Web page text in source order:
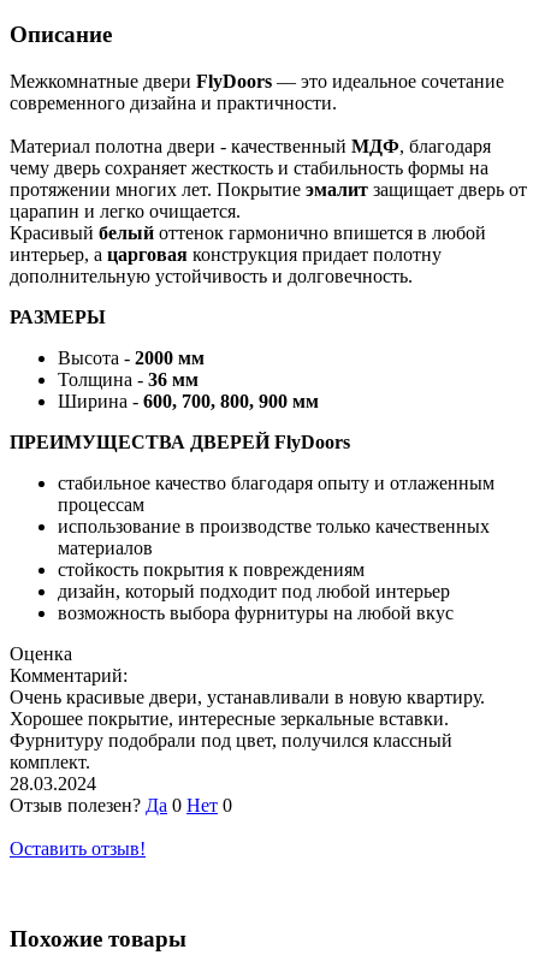
Описание
Межкомнатные двери FlyDoors — это идеальное сочетание
современного дизайна и практичности.
Материал полотна двери - качественный МДФ, благодаря
чему дверь сохраняет жесткость и стабильность формы на
протяжении многих лет. Покрытие эмалит защищает дверь от
царапин и легко очищается.
Красивый белый оттенок гармонично впишется в любой
интерьер, а царговая конструкция придает полотну
дополнительную устойчивость и долговечность.
РАЗМЕРЫ
Высота - 2000 мм
Толщина - 36 мм
Ширина - 600, 700, 800, 900 мм
ПРЕИМУЩЕСТВА ДВЕРЕЙ FlyDoors
стабильное качество благодаря опыту и отлаженным
процессам
использование в производстве только качественных
материалов
стойкость покрытия к повреждениям
дизайн, который подходит под любой интерьер
возможность выбора фурнитуры на любой вкус
Оценка
Комментарий:
Очень красивые двери, устанавливали в новую квартиру.
Хорошее покрытие, интересные зеркальные вставки.
Фурнитуру подобрали под цвет, получился классный
комплект.
28.03.2024
Отзыв полезен? Да 0 Нет 0
Оставить отзыв!
Похожие товары